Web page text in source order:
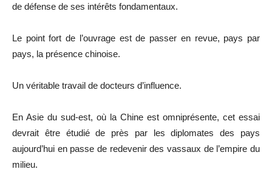
de défense de ses intérêts fondamentaux.
Le point fort de l’ouvrage est de passer en revue, pays par
pays, la présence chinoise.
Un véritable travail de docteurs d’influence.
En Asie du sud-est, où la Chine est omniprésente, cet essai
devrait être étudié de près par les diplomates des pays
aujourd’hui en passe de redevenir des vassaux de l’empire du
milieu.